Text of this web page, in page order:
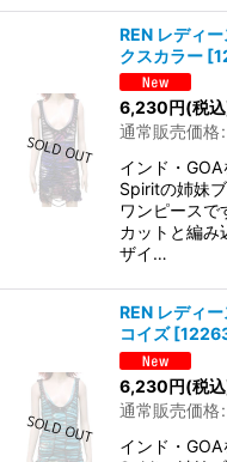
REN レディ
クスカラー [
6,230円(税
通常販売価格:
インド・
Spiritの姉妹
ワンピースで
カットと編み
ザイ…
REN レディ
コイズ [
6,230円(税
通常販売価格:
インド・